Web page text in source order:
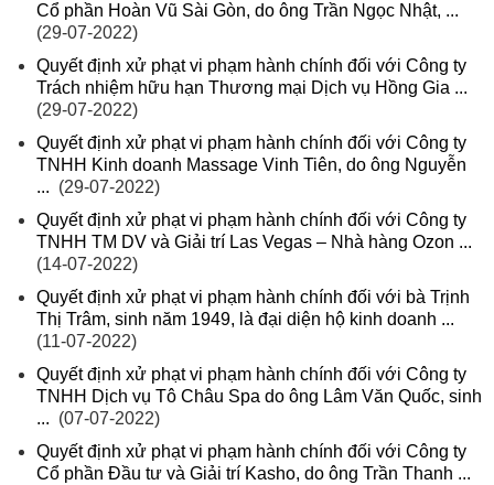
Cổ phần Hoàn Vũ Sài Gòn, do ông Trần Ngọc Nhật, ...
(29-07-2022)
Quyết định xử phạt vi phạm hành chính đối với Công ty
Trách nhiệm hữu hạn Thương mại Dịch vụ Hồng Gia ...
(29-07-2022)
Quyết định xử phạt vi phạm hành chính đối với Công ty
TNHH Kinh doanh Massage Vinh Tiên, do ông Nguyễn
... (29-07-2022)
Quyết định xử phạt vi phạm hành chính đối với Công ty
TNHH TM DV và Giải trí Las Vegas – Nhà hàng Ozon ...
(14-07-2022)
Quyết định xử phạt vi phạm hành chính đối với bà Trịnh
Thị Trâm, sinh năm 1949, là đại diện hộ kinh doanh ...
(11-07-2022)
Quyết định xử phạt vi phạm hành chính đối với Công ty
TNHH Dịch vụ Tô Châu Spa do ông Lâm Văn Quốc, sinh
... (07-07-2022)
Quyết định xử phạt vi phạm hành chính đối với Công ty
Cổ phần Đầu tư và Giải trí Kasho, do ông Trần Thanh ...